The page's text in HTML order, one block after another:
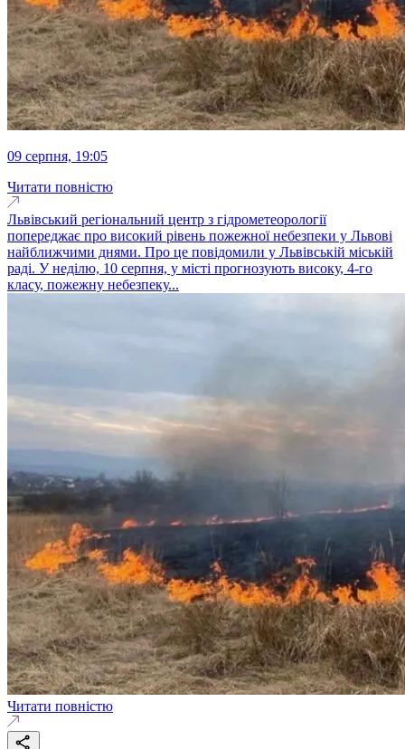
09 серпня, 19:05
Читати повністю
Львівський регіональний центр з гідрометеорології
попереджає про високий рівень пожежної небезпеки у Львові
найближчими днями. Про це повідомили у Львівській міській
раді. У неділю, 10 серпня, у місті прогнозують високу, 4-го
класу, пожежну небезпеку...
Читати повністю